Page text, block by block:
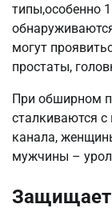
типы,особенно
могут
простаты,
При обширном
сталкиваются
канала,
мужчины –
Защищает